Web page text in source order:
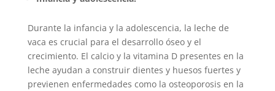
Durante la infancia y la adolescencia, la leche de
vaca es crucial para el desarrollo óseo y el
crecimiento. El calcio y la vitamina D presentes en la
leche ayudan a construir dientes y huesos fuertes y
previenen enfermedades como la osteoporosis en la